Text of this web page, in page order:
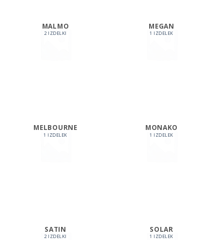
MALMO
2 IZDELKI
MEGAN
1 IZDELEK
MELBOURNE
1 IZDELEK
MONAKO
1 IZDELEK
SATIN
2 IZDELKI
SOLAR
1 IZDELEK